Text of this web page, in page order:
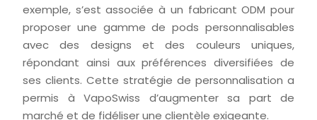
exemple, s’est associée à un fabricant ODM pour
proposer une gamme de pods personnalisables
avec des designs et des couleurs uniques,
répondant ainsi aux préférences diversifiées de
ses clients. Cette stratégie de personnalisation a
permis à VapoSwiss d’augmenter sa part de
marché et de fidéliser une clientèle exigeante.